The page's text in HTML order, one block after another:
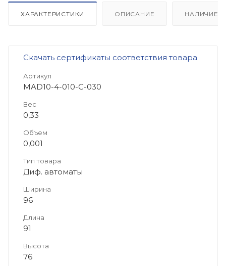
ХАРАКТЕРИСТИКИ ОПИСАНИЕ НАЛИЧИЕ
Скачать сертификаты соответствия товара
Артикул
MAD10-4-010-C-030
Вес
0,33
Объем
0,001
Тип товара
Диф. автоматы
Ширина
96
Длина
91
Высота
76